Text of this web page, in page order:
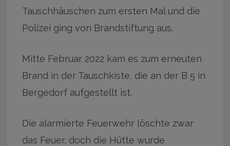
Tauschhäuschen zum ersten Mal und die
Polizei ging von Brandstiftung aus.
Mitte Februar 2022 kam es zum erneuten
Brand in der Tauschkiste, die an der B 5 in
Bergedorf aufgestellt ist.
Die alarmierte Feuerwehr löschte zwar
das Feuer, doch die Hütte wurde